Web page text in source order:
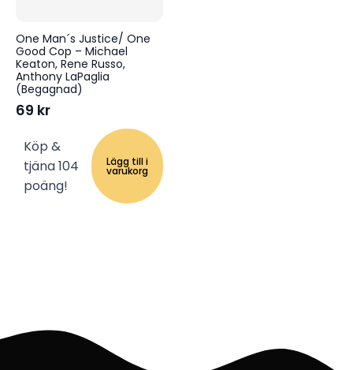
One Man´s Justice/ One
Good Cop – Michael
Keaton, Rene Russo,
Anthony LaPaglia
(Begagnad)
69 kr
Köp &
tjäna 104
poäng!
Lägg till i
varukorg